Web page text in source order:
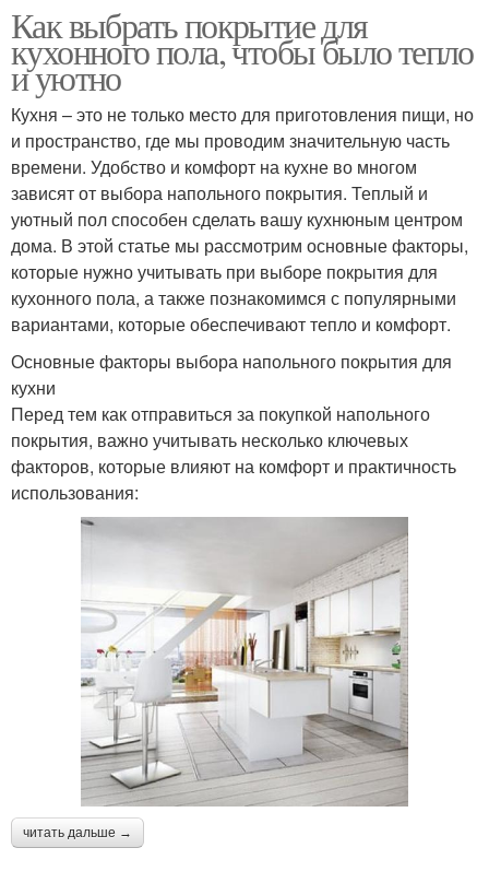
Как выбрать покрытие для
кухонного пола, чтобы было тепло
и уютно
Кухня – это не только место для приготовления пищи, но
и пространство, где мы проводим значительную часть
времени. Удобство и комфорт на кухне во многом
зависят от выбора напольного покрытия. Теплый и
уютный пол способен сделать вашу кухнюным центром
дома. В этой статье мы рассмотрим основные факторы,
которые нужно учитывать при выборе покрытия для
кухонного пола, а также познакомимся с популярными
вариантами, которые обеспечивают тепло и комфорт.
Основные факторы выбора напольного покрытия для
кухни
Перед тем как отправиться за покупкой напольного
покрытия, важно учитывать несколько ключевых
факторов, которые влияют на комфорт и практичность
использования:
читать дальше →